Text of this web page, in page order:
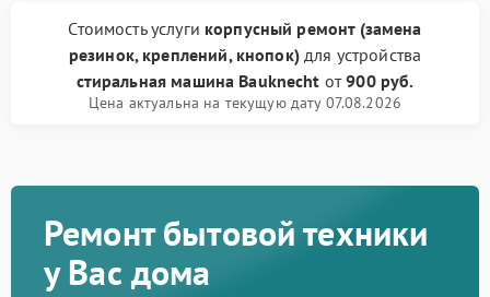
Стоимость услуги корпусный ремонт (замена
резинок, креплений, кнопок)для устройства
стиральная машина Bauknecht от900 руб.
Цена актуальна на текущую дату 07.08.2026
Ремонт бытовой техники
у Вас дома